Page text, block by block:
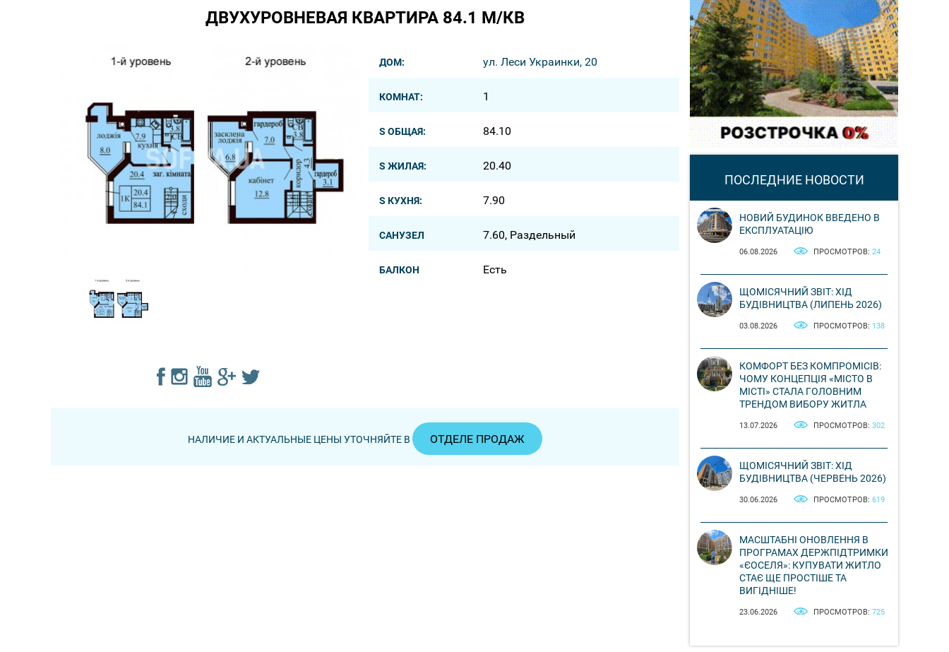
ДВУХУРОВНЕВАЯ КВАРТИРА 84.1 М/КВ
ДОМ: ул. Леси Украинки, 20
КОМНАТ: 1
S ОБЩАЯ: 84.10
S ЖИЛАЯ: 20.40
S КУХНЯ: 7.90
САНУЗЕЛ 7.60, Раздельный
БАЛКОН Есть
НАЛИЧИЕ И АКТУАЛЬНЫЕ ЦЕНЫ УТОЧНЯЙТЕ В ОТДЕЛЕ ПРОДАЖ
ПОСЛЕДНИЕ НОВОСТИ
НОВИЙ БУДИНОК ВВЕДЕНО В
ЕКСПЛУАТАЦІЮ
06.08.2026 ПРОСМОТРОВ: 24
ЩОМІСЯЧНИЙ ЗВІТ: ХІД
БУДІВНИЦТВА (ЛИПЕНЬ 2026)
03.08.2026 ПРОСМОТРОВ: 138
КОМФОРТ БЕЗ КОМПРОМІСІВ:
ЧОМУ КОНЦЕПЦІЯ «МІСТО В
МІСТІ» СТАЛА ГОЛОВНИМ
ТРЕНДОМ ВИБОРУ ЖИТЛА
13.07.2026 ПРОСМОТРОВ: 302
ЩОМІСЯЧНИЙ ЗВІТ: ХІД
БУДІВНИЦТВА (ЧЕРВЕНЬ 2026)
30.06.2026 ПРОСМОТРОВ: 619
МАСШТАБНІ ОНОВЛЕННЯ В
ПРОГРАМАХ ДЕРЖПІДТРИМКИ
«ЄОСЕЛЯ»: КУПУВАТИ ЖИТЛО
СТАЄ ЩЕ ПРОСТІШЕ ТА
ВИГІДНІШЕ!
23.06.2026 ПРОСМОТРОВ: 725